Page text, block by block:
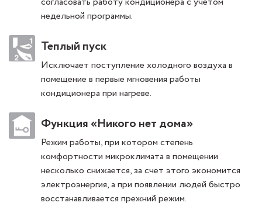
недельной программы.
Теплый пуск
Исключает поступление холодного воздуха в
помещение в первые мгновения работы
кондиционера при нагреве.
Функция «Никого нет дома»
Режим работы, при котором степень
комфортности микроклимата в помещении
несколько снижается, за счет этого экономится
электроэнергия, а при появлении людей быстро
восстанавливается прежний режим.